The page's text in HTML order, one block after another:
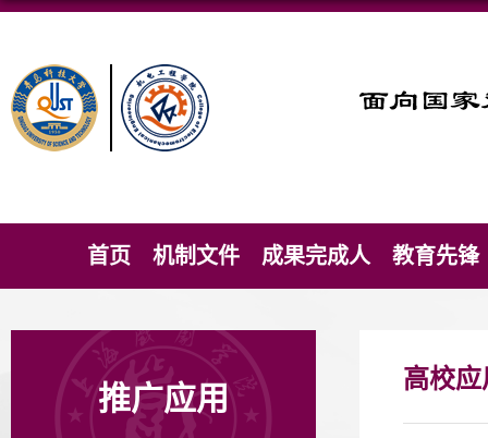
首页 机制文件 成果完成人 教育先锋
推广应用
高校